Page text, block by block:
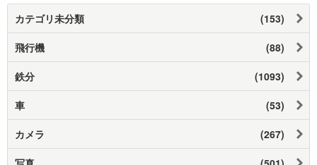
カテゴリ未分類 (153)
飛行機 (88)
鉄分 (1093)
車 (53)
カメラ (267)